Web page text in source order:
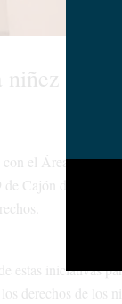
niñez en
el Área Social
de Cajón del Curi
estas iniciativas
derechos de los